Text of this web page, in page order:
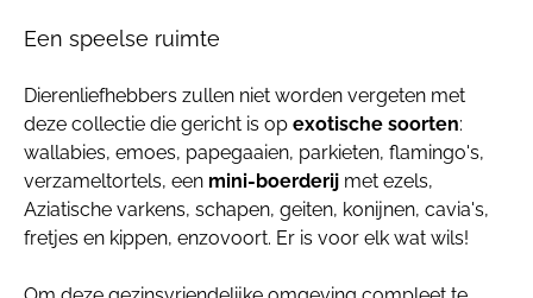
Een speelse ruimte
Dierenliefhebbers zullen niet worden vergeten met
deze collectie die gericht is op exotische soorten:
wallabies, emoes, papegaaien, parkieten, flamingo's,
verzameltortels, een mini-boerderij met ezels,
Aziatische varkens, schapen, geiten, konijnen, cavia's,
fretjes en kippen, enzovoort. Er is voor elk wat wils!